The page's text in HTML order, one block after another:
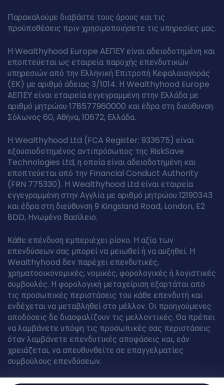
Παρακαλούμε διαβάστε τους όρους και τις
προϋποθέσεις πριν χρησιμοποιήσετε τις υπηρεσίες μας.
Η Wealthyhood Europe ΑΕΠΕΥ είναι αδειοδοτημένη και
εποπτεύεται ως εταιρεία παροχής επενδυτικών
υπηρεσιών από την Ελληνική Επιτροπή Κεφαλαιαγοράς
(ΕΚ) με αριθμό άδειας 3/1014. Η Wealthyhood Europe
ΑΕΠΕΥ είναι εταιρεία εγγεγραμμένη στην Ελλάδα με
αριθμό μητρώου 178577960000 και έδρα στη διεύθυνση
Σόλωνος 60, Αθήνα, 10672, Ελλάδα.
Η Wealthyhood Ltd (FCA Register: 933675) είναι
εξουσιοδοτημένος αντιπρόσωπος της RiskSave
Technologies Ltd, η οποία είναι αδειοδοτημένη και
εποπτεύεται από την Financial Conduct Authority
(FRN 775330). Η Wealthyhood Ltd είναι εταιρεία
εγγεγραμμένη στην Αγγλία με αριθμό μητρώου 12190343
και έδρα στη διεύθυνση 9 Kingsland Road, London, E2
8DD, Ηνωμένο Βασίλειο.
Κάθε επένδυση εμπεριέχει ρίσκο. Η αξία των
επενδύσεων σας μπορεί να μειωθεί ή να αυξηθεί. Η
Wealthyhood δεν παρέχει επενδυτικές,
χρηματοοικονομικές, νομικές, φορολογικές ή λογιστικές
συμβουλές. Η φορολογική μεταχείριση εξαρτάται από
τις προσωπικές περιστάσεις του κάθε επενδυτή και
ενδέχεται να μεταβληθεί στο μέλλον. Οι προηγούμενες
αποδόσεις δε διασφαλίζουν τις μελλοντικές. Θα πρέπει
να λαμβάνετε υπόψη τις προσωπικές σας περιστάσεις
όταν λαμβάνετε επενδυτικές αποφάσεις και, εάν
χρειάζεται, να απευθυνθείτε σε επαγγελματίες
συμβούλους επενδύσεων.